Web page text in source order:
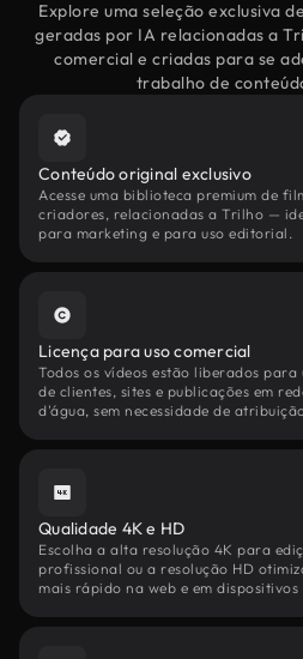
Explore uma seleção exclusiva
geradas por IA relacionadas a
comercial e criadas para se
trabalho de
Conteúdo original exclusivo
Acesse uma biblioteca premium de
criadores, relacionadas a Trilho —
para marketing e para uso editorial.
Licença para uso comercial
Todos os vídeos estão liberados
de clientes, sites e publicações em
d'água, sem necessidade de
Qualidade 4K e HD
Escolha a alta resolução 4K para
profissional ou a resolução HD
mais rápido na web e em dispositivos